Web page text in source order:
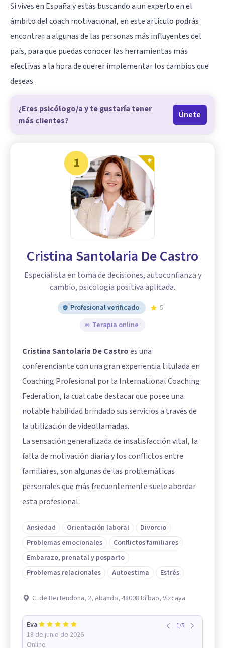
Si vives en España y estás buscando a un experto en el
ámbito delcoach motivacional, en este artículo podrás
encontrar a algunas de las personas más influyentes del
país, para que puedas conocer las herramientas más
efectivas a la hora de querer implementar los cambios que
deseas.
¿Eres psicólogo/a y te gustaría tener
más clientes?
Únete
1
Cristina Santolaria De Castro
Especialista en toma de decisiones, autoconfianza y
cambio, psicología positiva aplicada.
Profesional verificado
5
Terapia online
Cristina Santolaria De Castroes una
conferenciante con una gran experiencia titulada en
Coaching Profesional por la International Coaching
Federation, la cual cabe destacar que posee una
notable habilidad brindado sus servicios a través de
la utilización de videollamadas.
La sensación generalizada de insatisfacción vital, la
falta de motivación diaria y los conflictos entre
familiares, son algunas de las problemáticas
personales que más frecuentemente suele abordar
esta profesional.
Ansiedad Orientación laboral
Divorcio
Problemas emocionales
Conflictos familiares
Embarazo, prenatal y posparto
Problemas relacionales
Autoestima Estrés
C. de Bertendona, 2, Abando, 48008 Bilbao, Vizcaya
Eva
18 de junio de 2026
Online
1/5